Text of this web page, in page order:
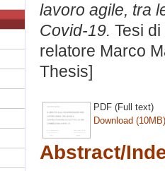
lavoro agile, tra
Covid-19. Tesi
relatore Marco
Thesis]
PDF (Full text)
Download (10MB)
Abstract/